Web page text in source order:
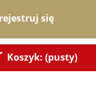
się
Koszyk: (pusty)